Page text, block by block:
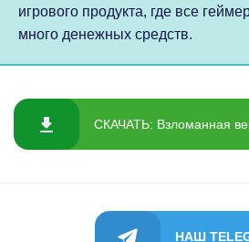
игрового продукта, где все
много денежных средств.
СКАЧАТЬ: Взломанная
НАШ